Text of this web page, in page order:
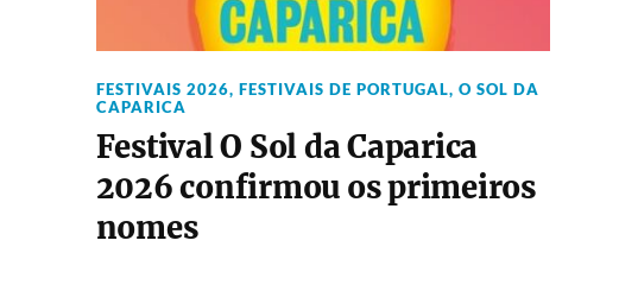
FESTIVAIS 2026, FESTIVAIS DE PORTUGAL, O SOL DA
CAPARICA
Festival O Sol da Caparica
2026 confirmou os primeiros
nomes